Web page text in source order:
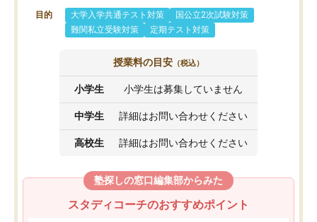
目的 大学入学共通テスト対策
国公立2次試験対策
難関私立受験対策
定期テスト対策
授業料の目安 （税込）
小学生 小学生は募集していません
中学生 詳細はお問い合わせください
高校生 詳細はお問い合わせください
塾探しの窓口編集部からみた
スタディコーチのおすすめポイント